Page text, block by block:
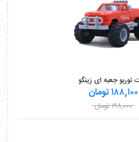
توربو جعبه ای زینگو
۱۸۸,۱۰۰ تومان
۱۹۸,۰۰۰ تومان